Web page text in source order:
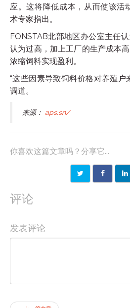
应。这将降低成本，从而使该活
术专家指出。
FONSTAB北部地区办公室主任
认为过高，加上工厂的生产成本
浓缩饲料实现盈利。
“这些因素导致饲料价格对养殖户
调道。
来源： aps.sn/
你喜欢这篇文章吗？分享它...
评论
发表评论